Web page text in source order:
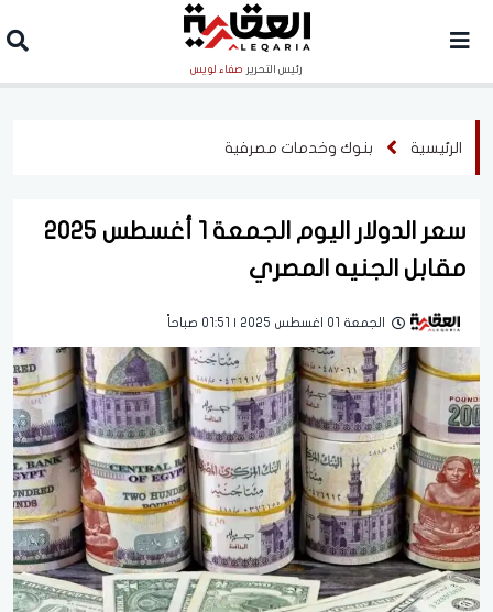
رئيس التحرير صفاء لويس
الرئيسية بنوك وخدمات مصرفية
سعر الدولار اليوم الجمعة 1 أغسطس 2025
مقابل الجنيه المصري
الجمعة 01 اغسطس 2025 | 01:51 صباحاً